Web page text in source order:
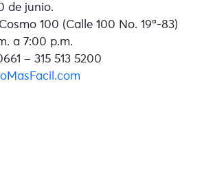
de junio.
100 (Calle 100 No. 19ª-83)
a 7:00 p.m.
– 315 513 5200